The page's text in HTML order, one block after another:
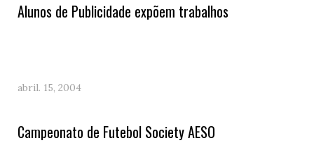
Alunos de Publicidade expõem trabalhos
abril. 15, 2004
Campeonato de Futebol Society AESO